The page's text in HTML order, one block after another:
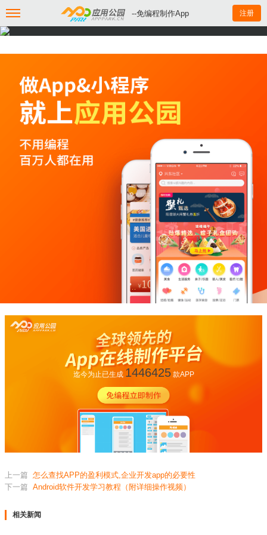
--免编程制作App 注册
迄今为止已生成 1446425款APP
上一篇 怎么查找APP的盈利模式,企业开发app的必要性
下一篇 Android软件开发学习教程（附详细操作视频）
相关新闻